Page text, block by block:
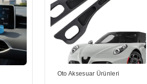
Oto Aksesuar Ürünleri